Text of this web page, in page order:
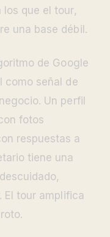
que el tour,
una base débil.
de Google
como señal de
Un perfil
fotos
respuestas a
tiene una
El tour amplifica